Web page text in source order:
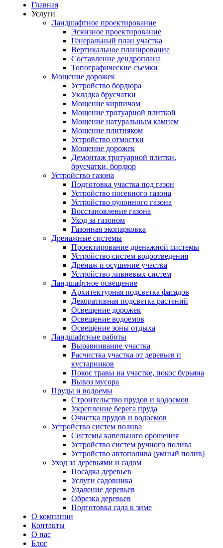
Главная
Услуги
Ландшафтное проектирование
Эскизное проектирование
Генеральный план участка
Вертикальное планирование
Составление дендроплана
Топографические съемки
Мощение дорожек
Устройство бордюра
Укладка брусчатки
Мощение кирпичом
Мощение тротуарной плиткой
Мощение натуральным камнем
Мощение плитняком
Устройство отмостки
Мощение дорожек
Демонтаж тротуарной плитки,
брусчатки, бордюр
Устройство газона
Подготовка участка под газон
Устройство посевного газона
Устройство рулонного газона
Восстановление газона
Уход за газоном
Газонная экопарковка
Дренажные системы
Проектирование дренажной системы
Устройство систем водоотведения
Дренаж и осушение участка
Устройство ливневых систем
Ландшафтное освещение
Архитектурная подсветка фасадов
Декоративная подсветка растений
Освещение дорожек
Освещение водоемов
Освещение зоны отдыха
Ландшафтные работы
Выравнивание участка
Расчистка участка от деревьев и
кустарников
Покос травы на участке, покос бурьяна
Вывоз мусора
Пруды и водоемы
Строительство прудов и водоемов
Укрепление берега пруда
Очистка прудов и водоемов
Устройство систем полива
Системы капельного орошения
Устройство систем ручного полива
Устройство автополива (умный полив)
Уход за деревьями и садом
Посадка деревьев
Услуги садовника
Удаление деревьев
Обрезка деревьев
Подготовка сада к зиме
О компании
Контакты
О нас
Блог